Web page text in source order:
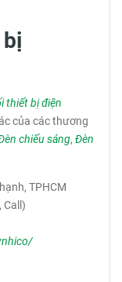
thiết bị điện
của các thương
chiếu sáng, Đèn
TPHCM
Call)